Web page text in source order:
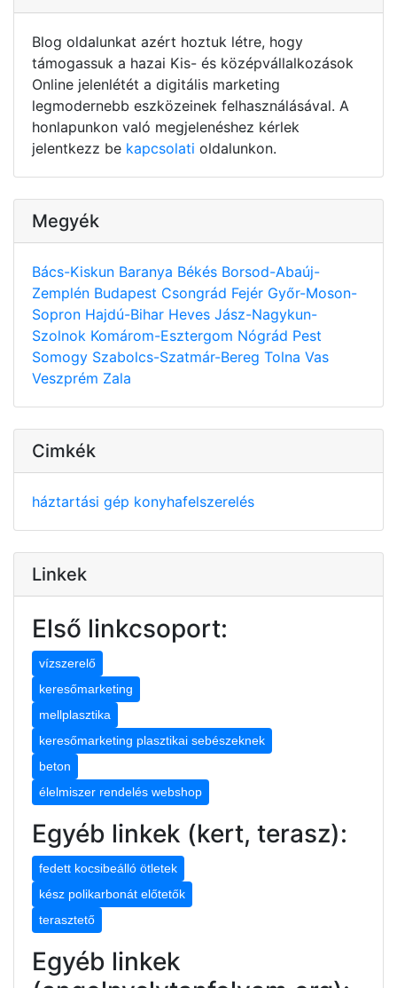
Blog oldalunkat azért hoztuk létre, hogy
támogassuk a hazai Kis- és középvállalkozások
Online jelenlétét a digitális marketing
legmodernebb eszközeinek felhasználásával. A
honlapunkon való megjelenéshez kérlek
jelentkezz be kapcsolati oldalunkon.
Megyék
Bács-Kiskun Baranya Békés Borsod-Abaúj-
Zemplén Budapest Csongrád Fejér Győr-Moson-
Sopron Hajdú-Bihar Heves Jász-Nagykun-
Szolnok Komárom-Esztergom Nógrád Pest
Somogy Szabolcs-Szatmár-Bereg Tolna Vas
Veszprém Zala
Cimkék
háztartási gép konyhafelszerelés
Linkek
Első linkcsoport:
vízszerelő
keresőmarketing
mellplasztika
keresőmarketing plasztikai sebészeknek
beton
élelmiszer rendelés webshop
Egyéb linkek (kert, terasz):
fedett kocsibeálló ötletek
kész polikarbonát előtetők
terasztető
Egyéb linkek